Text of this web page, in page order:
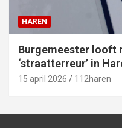
HAREN
Burgemeester looft
‘straatterreur’ in
15 april 2026 112haren